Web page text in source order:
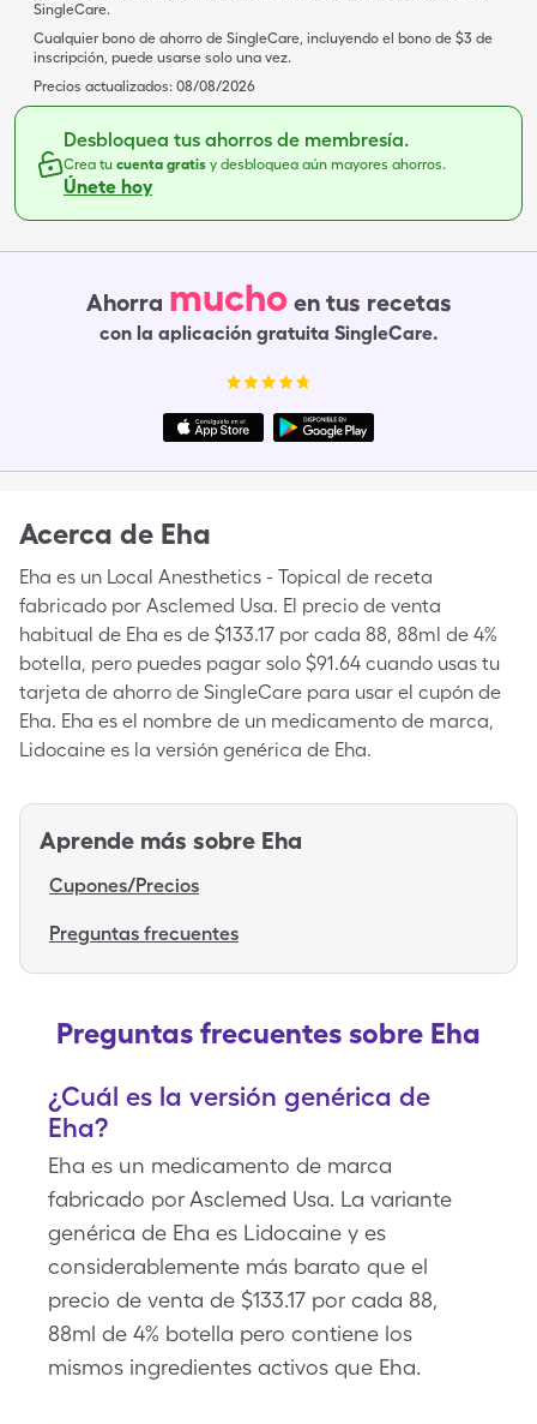
SingleCare.
Cualquier bono de ahorro de SingleCare, incluyendo el bono de $3 de
inscripción, puede usarse solo una vez.
Precios actualizados: 08/08/2026
Desbloquea tus ahorros de membresía.
Crea tu cuenta gratis y desbloquea aún mayores ahorros.
Únete hoy
Ahorra mucho en tus recetas
con la aplicación gratuita SingleCare.
Acerca de Eha
Eha es un Local Anesthetics - Topical de receta
fabricado por Asclemed Usa. El precio de venta
habitual de Eha es de $133.17 por cada 88, 88ml de 4%
botella, pero puedes pagar solo $91.64 cuando usas tu
tarjeta de ahorro de SingleCare para usar el cupón de
Eha. Eha es el nombre de un medicamento de marca,
Lidocaine es la versión genérica de Eha.
Aprende más sobre Eha
Cupones/Precios
Preguntas frecuentes
Preguntas frecuentes sobre Eha
¿Cuál es la versión genérica de
Eha?
Eha es un medicamento de marca
fabricado por Asclemed Usa. La variante
genérica de Eha es Lidocaine y es
considerablemente más barato que el
precio de venta de $133.17 por cada 88,
88ml de 4% botella pero contiene los
mismos ingredientes activos que Eha.